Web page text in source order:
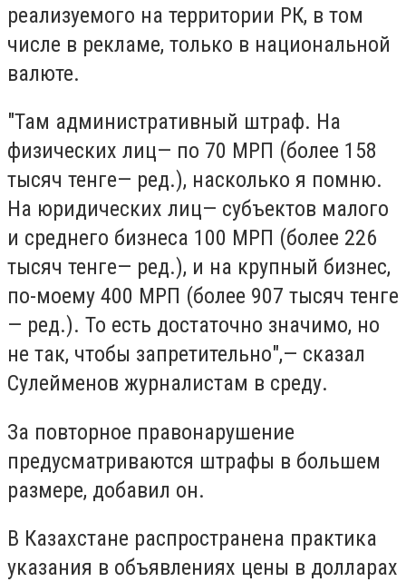
реализуемого на территории РК, в том
числе в рекламе, только в национальной
валюте.
"Там административный штраф. На
физических лиц— по 70 МРП (более 158
тысяч тенге— ред.), насколько я помню.
На юридических лиц— субъектов малого
и среднего бизнеса 100 МРП (более 226
тысяч тенге— ред.), и на крупный бизнес,
по-моему 400 МРП (более 907 тысяч тенге
— ред.). То есть достаточно значимо, но
не так, чтобы запретительно",— сказал
Сулейменов журналистам в среду.
За повторное правонарушение
предусматриваются штрафы в большем
размере, добавил он.
В Казахстане распространена практика
указания в объявлениях цены в долларах